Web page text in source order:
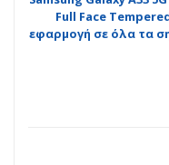
Full Face
εφαρμογή σε όλα τα